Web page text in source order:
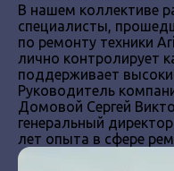
В нашем коллективе
специалисты,
по ремонту техники
лично контролирует
поддерживает
Руководитель
Домовой Сергей
генеральный
лет опыта в сфере